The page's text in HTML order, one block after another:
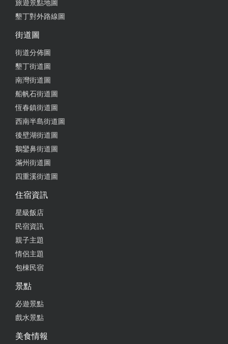
旅遊景點地圖
墾丁對外路線圖
街道圖
街道分佈圖
墾丁街道圖
南灣街道圖
船帆石街道圖
恆春鎮街道圖
西南半島街道圖
後壁湖街道圖
鵝鑾鼻街道圖
滿州街道圖
四重溪街道圖
住宿資訊
星級飯店
民宿資訊
親子主題
情侶主題
包棟民宿
景點
必遊景點
戲水景點
美食情報